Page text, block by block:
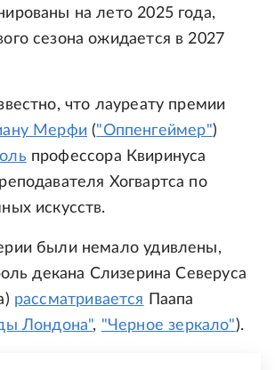
на лето 2025 года,
сезона ожидается в 2027
что лауреату премии
Мерфи ("Оппенгеймер")
профессора Квиринуса
Хогвартса по
искусств.
были немало удивлены,
декана Слизерина Северуса
рассматривается Паапа
Лондона", "Черное зеркало").